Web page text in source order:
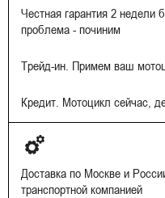
Честная гарантия 2 недели
проблема - починим
Трейд-ин. Примем ваш
Кредит. Мотоцикл сейчас,
Доставка по Москве и
транспортной компанией